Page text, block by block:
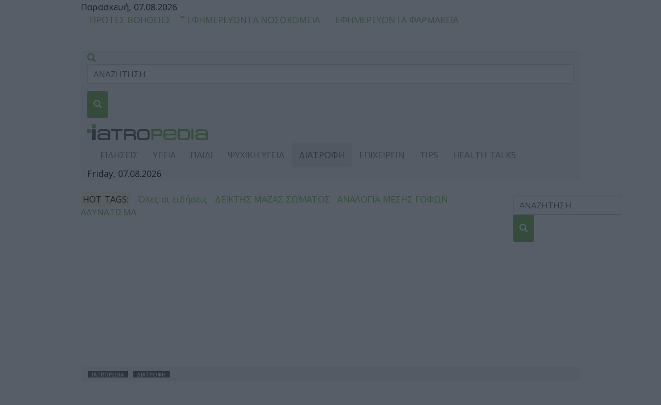
Παρασκευή, 07.08.2026
ΠΡΩΤΕΣ ΒΟΗΘΕΙΕΣ
ΕΦΗΜΕΡΕΥΟΝΤΑ ΝΟΣΟΚΟΜΕΙΑ ΕΦΗΜΕΡΕΥΟΝΤΑ ΦΑΡΜΑΚΕΙΑ
ΕΙΔΗΣΕΙΣ ΥΓΕΙΑ ΠΑΙΔΙ ΨΥΧΙΚΗ ΥΓΕΙΑ ΔΙΑΤΡΟΦΗ ΕΠΙΧΕΙΡΕΙΝ TIPS
HEALTH TALKS
Friday, 07.08.2026
HOT TAGS: Όλες οι ειδήσεις ΔΕΙΚΤΗΣ ΜΑΖΑΣ ΣΩΜΑΤΟΣ
ΑΝΑΛΟΓΙΑ ΜΕΣΗΣ ΓΟΦΩΝ
ΑΔΥΝΑΤΙΣΜΑ
IATROPEDIA ΔΙΑΤΡΟΦΗ